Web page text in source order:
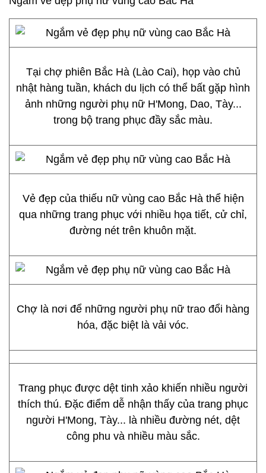
Tại chợ phiên Bắc Hà (Lào Cai), họp vào chủ
nhật hàng tuần, khách du lịch có thể bất gặp hình
ảnh những người phụ nữ H'Mong, Dao, Tày...
trong bộ trang phục đầy sắc màu.
Vẻ đẹp của thiếu nữ vùng cao Bắc Hà thể hiện
qua những trang phục với nhiều họa tiết, cử chỉ,
đường nét trên khuôn mặt.
Chợ là nơi để những người phụ nữ trao đổi hàng
hóa, đặc biệt là vải vóc.
Trang phục được dệt tinh xảo khiến nhiều người
thích thú. Đặc điểm dễ nhận thấy của trang phục
người H'Mong, Tày... là nhiều đường nét, dệt
công phu và nhiều màu sắc.